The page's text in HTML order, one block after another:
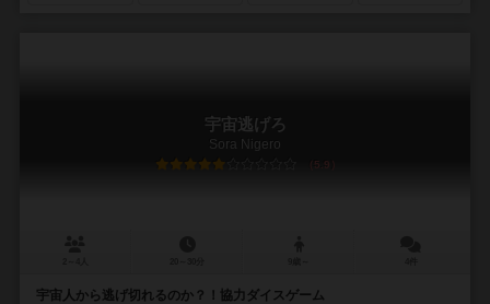
宇宙逃げろ
Sora Nigero
5.9
宇宙人から逃げ切れるのか？！協力ダイスゲーム